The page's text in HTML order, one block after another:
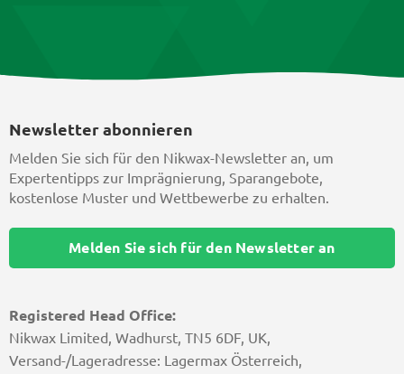
Registered Head Office:
Nikwax Limited, Wadhurst, TN5 6DF, UK,
Versand-/Lageradresse: Lagermax Österreich,
Newsletter abonnieren
Melden Sie sich für den Nikwax-Newsletter an, um
Expertentipps zur Imprägnierung, Sparangebote,
kostenlose Muster und Wettbewerbe zu erhalten.
Melden Sie sich für den Newsletter an